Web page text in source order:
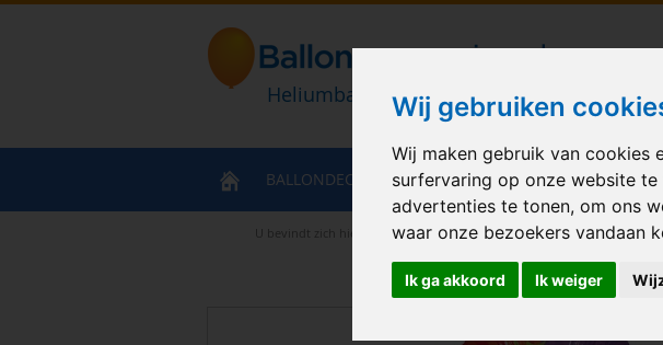
Wij gebruiken
Wij maken gebruik van cookies
surfervaring op onze website
advertenties te tonen, om ons
waar onze bezoekers vandaan
Ik ga akkoord Ik weiger
Heliumballonnen en ballondecoraties
U bevindt zich hier Home > Celebration 18
BALLONDECORATIES HELIUM BALLONNEN